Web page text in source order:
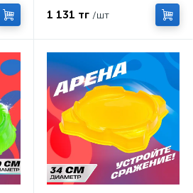
1 131 тг /шт